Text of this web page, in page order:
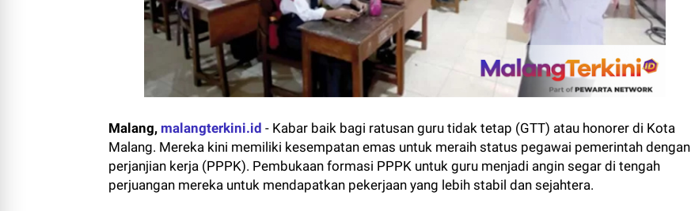
Malang, malangterkini.id - Kabar baik bagi ratusan guru tidak tetap (GTT) atau honorer di Kota
Malang. Mereka kini memiliki kesempatan emas untuk meraih status pegawai pemerintah dengan
perjanjian kerja (PPPK). Pembukaan formasi PPPK untuk guru menjadi angin segar di tengah
perjuangan mereka untuk mendapatkan pekerjaan yang lebih stabil dan sejahtera.